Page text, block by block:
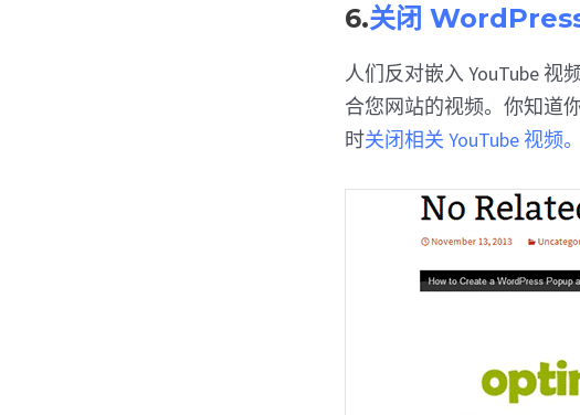
6.关闭
人们反对嵌入 YouTube
合您网站的视频。你知道
时关闭相关 YouTube 视频。